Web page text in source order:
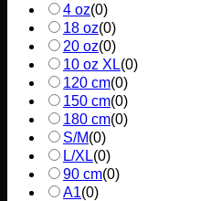
4 oz(0)
18 oz(0)
20 oz(0)
10 oz XL(0)
120 cm(0)
150 cm(0)
180 cm(0)
S/M(0)
L/XL(0)
90 cm(0)
A1(0)